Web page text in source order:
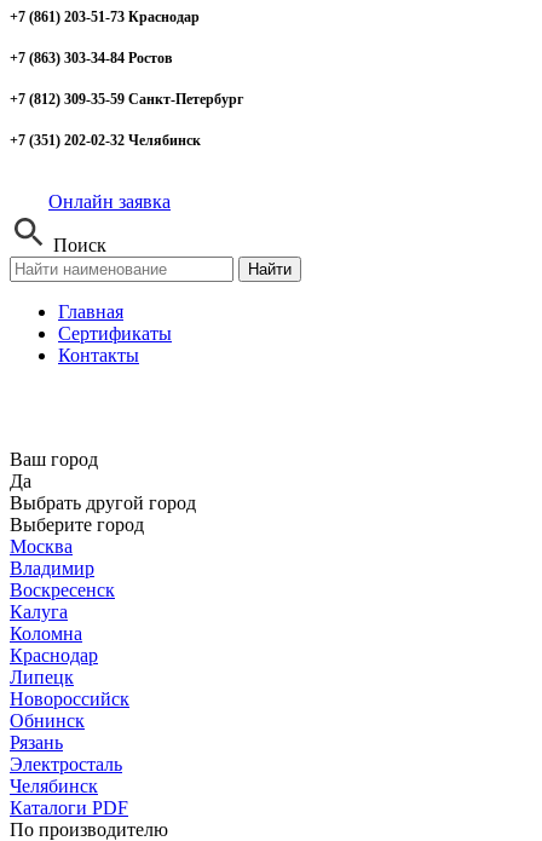
+7 (861) 203-51-73 Краснодар
+7 (863) 303-34-84 Ростов
+7 (812) 309-35-59 Санкт-Петербург
+7 (351) 202-02-32 Челябинск
Онлайн заявка
Поиск
Найти
Главная
Сертификаты
Контакты
Ваш город
Да
Выбрать другой город
Выберите город
Москва
Владимир
Воскресенск
Калуга
Коломна
Краснодар
Липецк
Новороссийск
Обнинск
Рязань
Электросталь
Челябинск
Каталоги PDF
По производителю